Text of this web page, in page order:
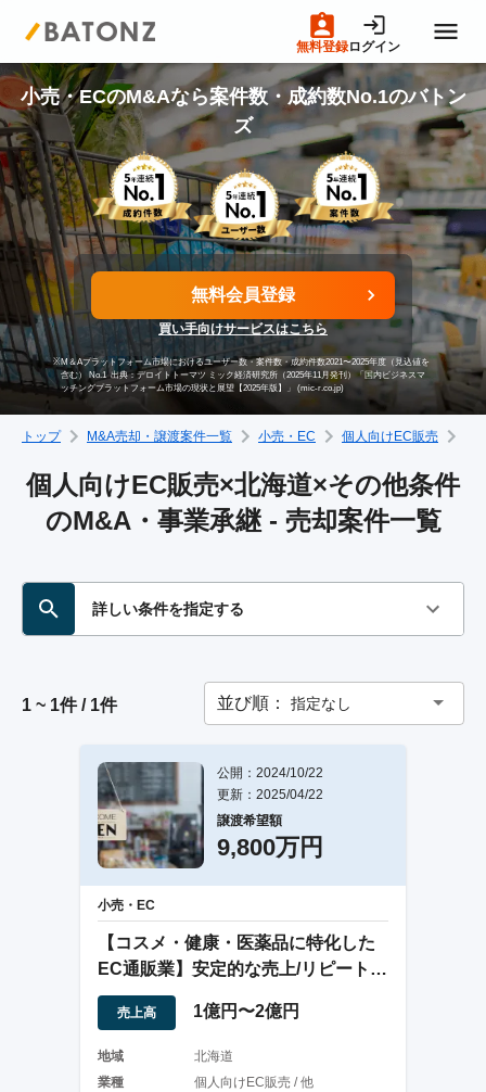
無料登録ログイン
トップページ
M&A案件一覧
売りたい方へ
買いたい方へ
成約事例
M&A専門家の方へ
小売・ECのM&Aなら案件数・成約数No.1のバトン
ズ
無料会員登録
買い手向けサービスはこちら
※M＆Aプラットフォーム市場におけるユーザー数・案件数・成約件数2021〜2025年度（見込値を
含む） No.1出典：デロイトトーマツ ミック経済研究所（2025年11月発刊）「国内ビジネスマ
ッチングプラットフォーム市場の現状と展望【2025年版】」 (mic-r.co.jp)
トップ M&A売却・譲渡案件一覧 小売・EC 個人向けEC販売
個人向けEC販売×北海道×その他条件
のM&A・事業承継 - 売却案件一覧
詳しい条件を指定する
1 ~ 1件 / 1件 並び順： 指定なし
公開：2024/10/22
更新：2025/04/22
譲渡希望額
9,800万円
小売・EC
【コスメ・健康・医薬品に特化した
EC通販業】安定的な売上/リピート率
30～50%
売上高 1億円〜2億円
地域
北海道
業種
個人向けEC販売 / 他